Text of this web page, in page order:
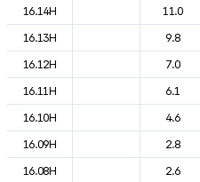
16.14H
11.0
16.13H
9.8
16.12H
7.0
16.11H
6.1
16.10H
4.6
16.09H
2.8
16.08H
2.6